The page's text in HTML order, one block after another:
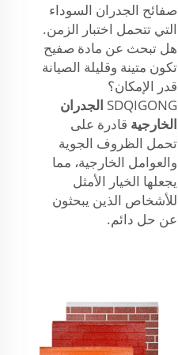
صفائح الجدران السوداء
التي تتحمل اختبار الزمن.
هل تبحث عن مادة صفيح
تكون متينة وقليلة الصيانة
قدر الإمكان؟
SDQIGONG الجدران
الخارجية قادرة على
تحمل الظروف الجوية
والعوامل الخارجية، مما
يجعلها الخيار الأمثل
للأشخاص الذين يبحثون
عن حل دائم.